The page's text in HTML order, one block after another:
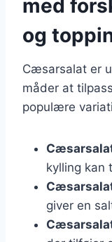
med
og
Cæsarsalat er
måder at
populære
kylling kan
giver en